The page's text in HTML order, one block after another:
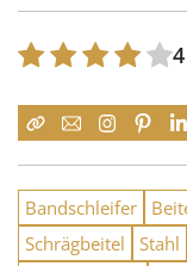
4
Bandschleifer
Schrägbeitel
Stahl